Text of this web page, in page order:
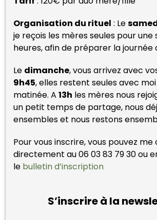
Organisation du rituel : Le
je reçois les mères seules pour une
heures, afin de préparer la journée
Le dimanche, vous arrivez avec
9h45, elles restent seules avec
matinée. A 13h les mères nous
un petit temps de partage, nous
ensembles et nous restons
Pour vous inscrire, vous pouvez
directement au 06 03 83 79 30 ou
le bulletin d’inscription
S’inscrire à la